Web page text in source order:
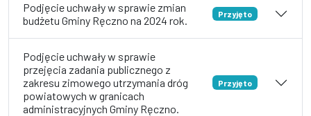
Podjęcie uchwały w sprawie zmian
budżetu Gminy Ręczno na 2024 rok.
Przyjęto
Podjęcie uchwały w sprawie
przejęcia zadania publicznego z
zakresu zimowego utrzymania dróg
powiatowych w granicach
administracyjnych Gminy Ręczno.
Przyjęto